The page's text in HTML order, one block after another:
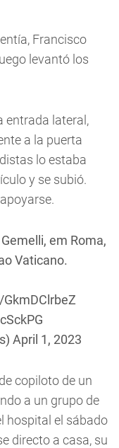
Francisco
levantó los
entrada lateral,
a la puerta
lo estaba
y se subió.
em Roma,
Vaticano.
April 1, 2023
copiloto de un
a un grupo de
hospital el sábado
directo a casa, su